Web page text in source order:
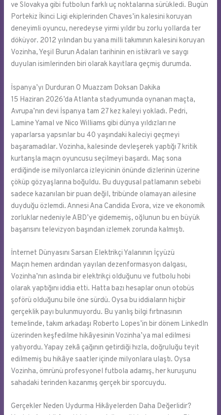
ve Slovakya gibi futbolun farklı uç noktalarına sürükledi. Bugün
Portekiz İkinci Ligi ekiplerinden Chaves’in kalesini koruyan
deneyimli oyuncu, neredeyse yirmi yıldır bu zorlu yollarda ter
döküyor. 2012 yılından bu yana milli takımının kalesini koruyan
Vozinha, Yeşil Burun Adaları tarihinin en istikrarlı ve saygı
duyulan isimlerinden biri olarak kayıtlara geçmiş durumda.
İspanya’yı Durduran O Muazzam Doksan Dakika
15 Haziran 2026’da Atlanta stadyumunda oynanan maçta,
Avrupa’nın devi İspanya tam 27 kez kaleyi yokladı. Pedri,
Lamine Yamal ve Nico Williams gibi dünya yıldızları ne
yaparlarsa yapsınlar bu 40 yaşındaki kaleciyi geçmeyi
başaramadılar. Vozinha, kalesinde devleşerek yaptığı 7 kritik
kurtarışla maçın oyuncusu seçilmeyi başardı. Maç sona
erdiğinde ise milyonlarca izleyicinin önünde dizlerinin üzerine
çöküp gözyaşlarına boğuldu. Bu duygusal patlamanın sebebi
sadece kazanılan bir puan değil, tribünde olamayan ailesine
duyduğu özlemdi. Annesi Ana Candida Evora, vize ve ekonomik
zorluklar nedeniyle ABD’ye gidememiş, oğlunun bu en büyük
başarısını televizyon başından izlemek zorunda kalmıştı.
İnternet Dünyasını Sarsan Elektrikçi Yalanının İçyüzü
Maçın hemen ardından yayılan dezenformasyon dalgası,
Vozinha’nın aslında bir elektrikçi olduğunu ve futbolu hobi
olarak yaptığını iddia etti. Hatta bazı hesaplar onun otobüs
şoförü olduğunu bile öne sürdü. Oysa bu iddiaların hiçbir
gerçeklik payı bulunmuyordu. Bu yanlış bilgi fırtınasının
temelinde, takım arkadaşı Roberto Lopes’in bir dönem LinkedIn
üzerinden keşfedilme hikâyesinin Vozinha’ya mal edilmesi
yatıyordu. Yapay zekâ çağının getirdiği hızla, doğruluğu teyit
edilmemiş bu hikâye saatler içinde milyonlara ulaştı. Oysa
Vozinha, ömrünü profesyonel futbola adamış, her kuruşunu
sahadaki terinden kazanmış gerçek bir sporcuydu.
Gerçekler Neden Uydurma Hikâyelerden Daha Değerlidir?